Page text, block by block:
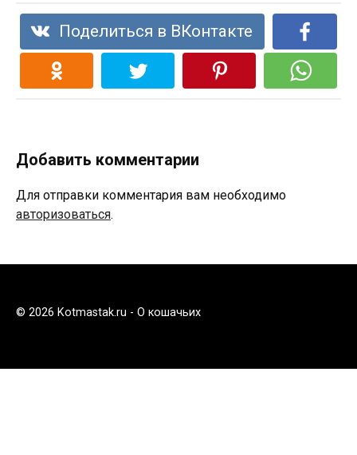
Поделиться в ВКонтакте
Добавить комментарии
Для отправки комментария вам необходимо
авторизоваться.
© 2026 Kotmastak.ru - О кошачьих